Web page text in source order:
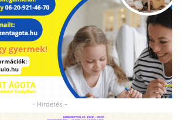
- Hirdetés -